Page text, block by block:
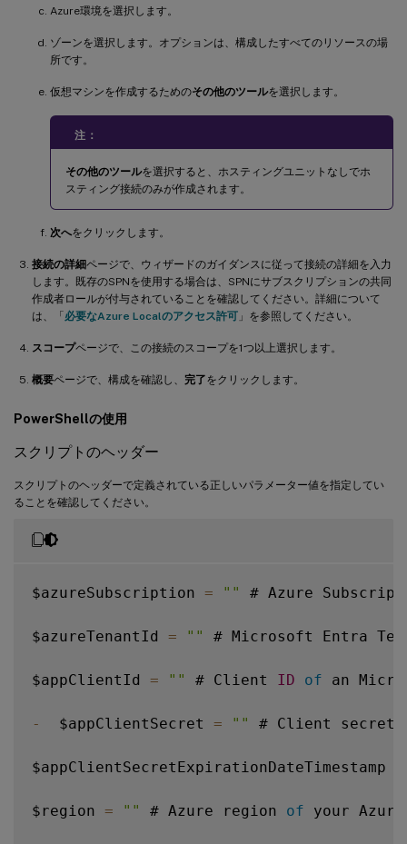
Azure環境を選択します。
ゾーンを選択します。オプションは、構成したすべてのリソースの場
所です。
仮想マシンを作成するためのその他のツールを選択します。
注：
その他のツールを選択すると、ホスティングユニットなしでホ
スティング接続のみが作成されます。
次へをクリックします。
接続の詳細ページで、ウィザードのガイダンスに従って接続の詳細を入力
します。既存のSPNを使用する場合は、SPNにサブスクリプションの共同
作成者ロールが付与されていることを確認してください。詳細について
は、「必要なAzure Localのアクセス許可 」を参照してください。
スコープページで、この接続のスコープを1つ以上選択します。
概要ページで、構成を確認し、 完了をクリックします。
PowerShellの使用
スクリプトのヘッダー
スクリプトのヘッダーで定義されている正しいパラメーター値を指定してい
ることを確認してください。
$azureSubscription = "" # Azure
$azureTenantId = "" # Microsoft Entra
$appClientId = "" # Client ID of an
-
  $appClientSecret
= "" # Client secret
$appClientSecretExpirationDateTimestamp
$region = "" # Azure region of your